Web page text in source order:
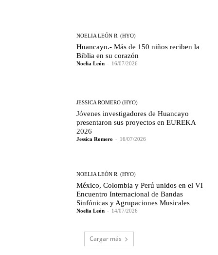
NOELIA LEÓN R. (HYO)
Huancayo.- Más de 150 niños reciben la
Biblia en su corazón
Noelia León - 16/07/2026
JESSICA ROMERO (HYO)
Jóvenes investigadores de Huancayo
presentaron sus proyectos en EUREKA
2026
Jessica Romero - 16/07/2026
NOELIA LEÓN R. (HYO)
México, Colombia y Perú unidos en el VI
Encuentro Internacional de Bandas
Sinfónicas y Agrupaciones Musicales
Noelia León - 14/07/2026
Cargar más